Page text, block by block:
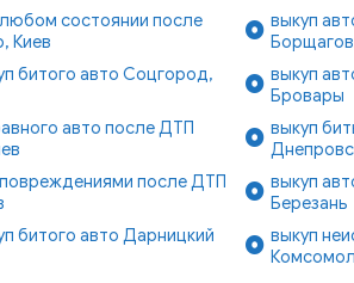
состоянии после
Киев
выкуп
битого авто Соцгород,
выкуп
Бровары
авто после ДТП
выкуп
повреждениями после ДТП
выкуп
Березань
битого авто Дарницкий
выкуп